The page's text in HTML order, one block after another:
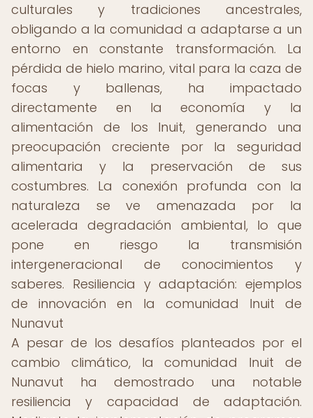
culturales y tradiciones ancestrales,
obligando a la comunidad a adaptarse a un
entorno en constante transformación. La
pérdida de hielo marino, vital para la caza de
focas y ballenas, ha impactado
directamente en la economía y la
alimentación de los Inuit, generando una
preocupación creciente por la seguridad
alimentaria y la preservación de sus
costumbres. La conexión profunda con la
naturaleza se ve amenazada por la
acelerada degradación ambiental, lo que
pone en riesgo la transmisión
intergeneracional de conocimientos y
saberes. Resiliencia y adaptación: ejemplos
de innovación en la comunidad Inuit de
Nunavut
A pesar de los desafíos planteados por el
cambio climático, la comunidad Inuit de
Nunavut ha demostrado una notable
resiliencia y capacidad de adaptación.